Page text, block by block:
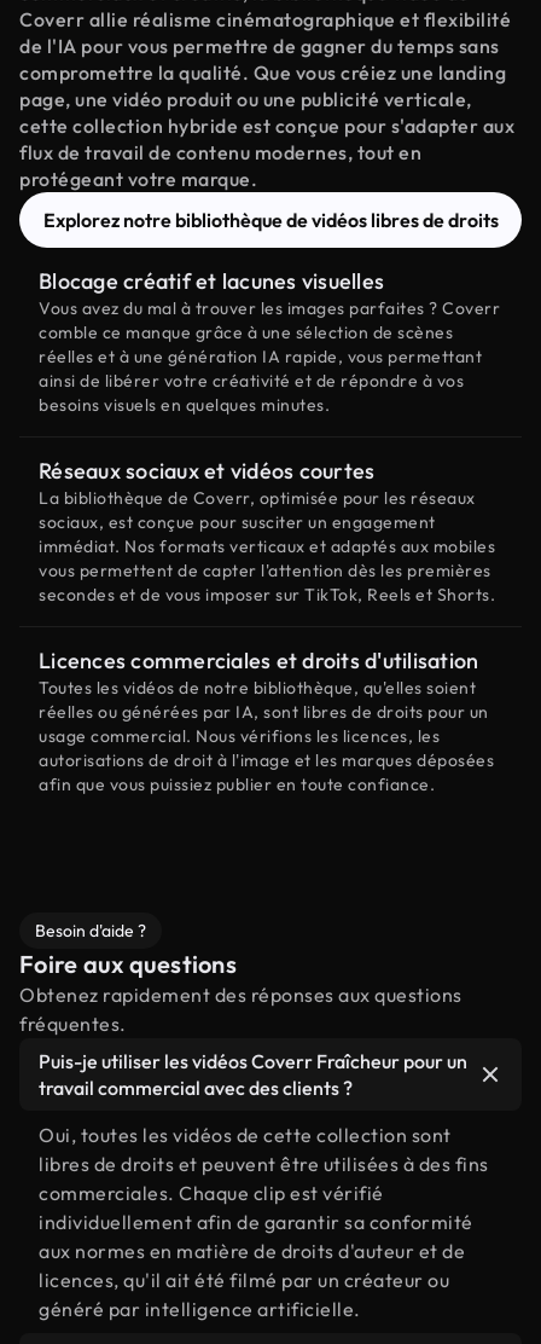
Coverr allie réalisme cinématographique et flexibilité
de l'IA pour vous permettre de gagner du temps sans
compromettre la qualité. Que vous créiez une landing
page, une vidéo produit ou une publicité verticale,
cette collection hybride est conçue pour s'adapter aux
flux de travail de contenu modernes, tout en
protégeant votre marque.
Explorez notre bibliothèque de vidéos libres de droits
Blocage créatif et lacunes visuelles
Vous avez du mal à trouver les images parfaites ? Coverr
comble ce manque grâce à une sélection de scènes
réelles et à une génération IA rapide, vous permettant
ainsi de libérer votre créativité et de répondre à vos
besoins visuels en quelques minutes.
Réseaux sociaux et vidéos courtes
La bibliothèque de Coverr, optimisée pour les réseaux
sociaux, est conçue pour susciter un engagement
immédiat. Nos formats verticaux et adaptés aux mobiles
vous permettent de capter l'attention dès les premières
secondes et de vous imposer sur TikTok, Reels et Shorts.
Licences commerciales et droits d'utilisation
Toutes les vidéos de notre bibliothèque, qu'elles soient
réelles ou générées par IA, sont libres de droits pour un
usage commercial. Nous vérifions les licences, les
autorisations de droit à l'image et les marques déposées
afin que vous puissiez publier en toute confiance.
Besoin d'aide ?
Foire aux questions
Obtenez rapidement des réponses aux questions
fréquentes.
Puis-je utiliser les vidéos Coverr Fraîcheur pour un
travail commercial avec des clients ?
Oui, toutes les vidéos de cette collection sont
libres de droits et peuvent être utilisées à des fins
commerciales. Chaque clip est vérifié
individuellement afin de garantir sa conformité
aux normes en matière de droits d'auteur et de
licences, qu'il ait été filmé par un créateur ou
généré par intelligence artificielle.